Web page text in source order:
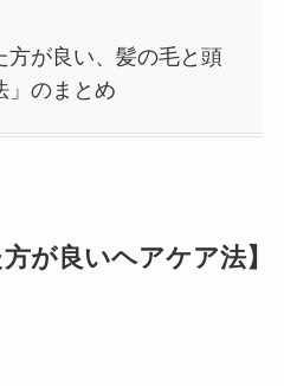
方が良い、髪の毛と頭
」のまとめ
が良いヘアケア法】